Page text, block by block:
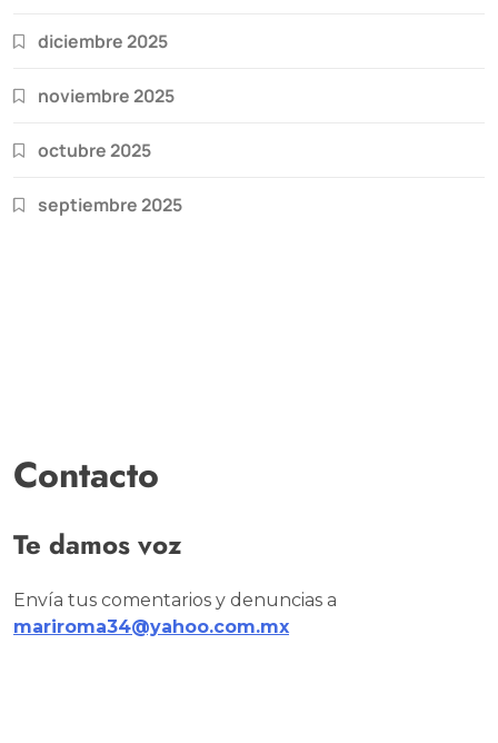
diciembre 2025
noviembre 2025
octubre 2025
septiembre 2025
Contacto
Te damos voz
Envía tus comentarios y denuncias a
mariroma34@yahoo.com.mx